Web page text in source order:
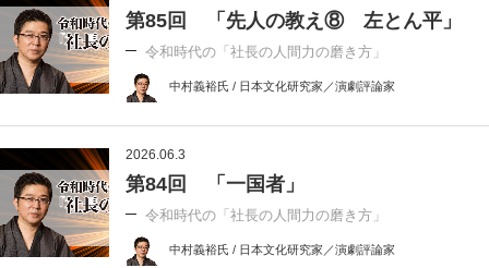
第85回 「先人の教え⑧ 左とん平」
令和時代の「社長の人間力の磨き方」
中村義裕氏 / 日本文化研究家／演劇評論家
2026.06.3
第84回 「一国者」
令和時代の「社長の人間力の磨き方」
中村義裕氏 / 日本文化研究家／演劇評論家